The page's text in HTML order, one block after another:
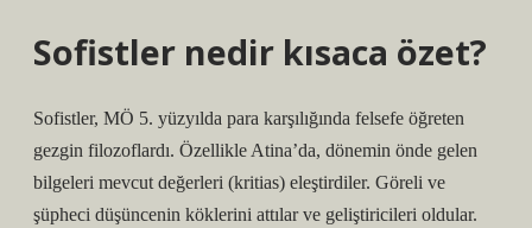
Sofistler nedir kısaca özet?
Sofistler, MÖ 5. yüzyılda para karşılığında felsefe öğreten
gezgin filozoflardı. Özellikle Atina’da, dönemin önde gelen
bilgeleri mevcut değerleri (kritias) eleştirdiler. Göreli ve
şüpheci düşüncenin köklerini attılar ve geliştiricileri oldular.